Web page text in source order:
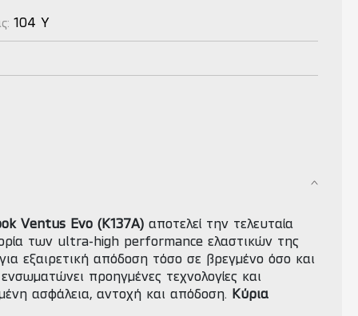
104 Y
Ventus Evo (K137A)αποτελεί την τελευταία
των ultra-high performance ελαστικών της
εξαιρετική απόδοση τόσο σε βρεγμένο όσο και
προηγμένες τεχνολογίες και
ασφάλεια, αντοχή και απόδοση.
Κύρια